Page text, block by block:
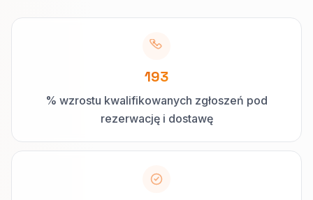
193
% wzrostu kwalifikowanych zgłoszeń pod
rezerwację i dostawę